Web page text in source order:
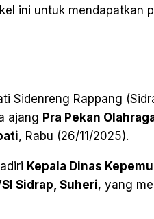
ini untuk mendapatkan
Sidenreng Rappang
ajang Pra Pekan
, Rabu (26/11/2025).
Kepala Dinas
Sidrap, Suheri, yang